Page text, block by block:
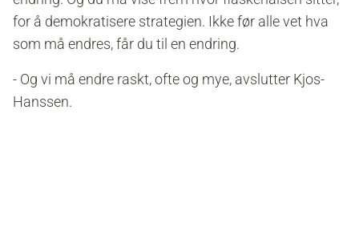
for å demokratisere strategien. Ikke før alle vet hva
som må endres, får du til en endring.
- Og vi må endre raskt, ofte og mye, avslutter Kjos-
Hanssen.